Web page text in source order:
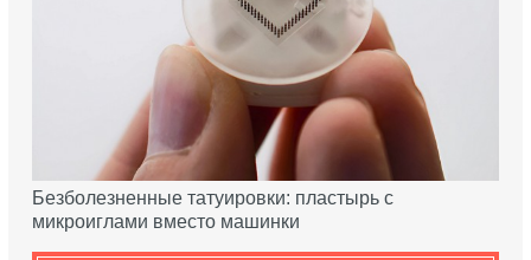
Безболезненные татуировки: пластырь с
микроиглами вместо машинки